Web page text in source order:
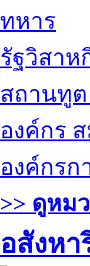
ทหาร
รัฐวิสาห
สถานทู
องค์กร
องค์กรก
>> ดูหม
อสังห